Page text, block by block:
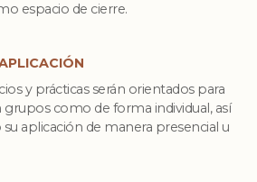
espacio de cierre.
y prácticas serán orientados para
como de forma individual, así
aplicación de manera presencial u